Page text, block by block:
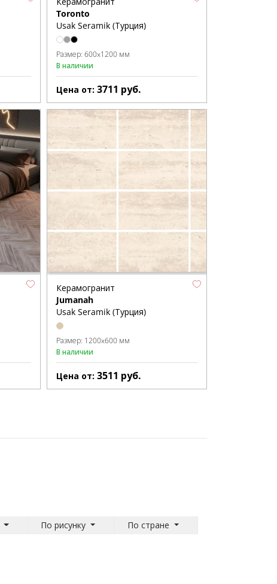
Toronto
Usak Seramik (Турция)
Размер: 600x1200 мм
В наличии
Цена от: 3711 руб.
Керамогранит
Jumanah
Usak Seramik (Турция)
Размер: 1200x600 мм
В наличии
Цена от: 3511 руб.
По рисунку По стране